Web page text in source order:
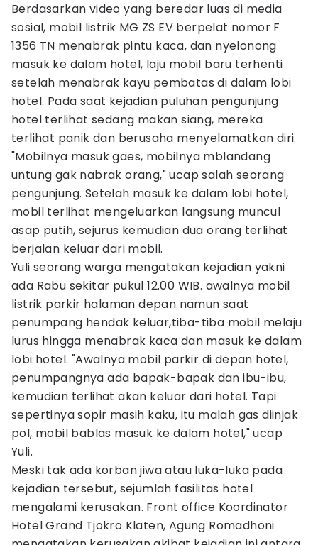
Berdasarkan video yang beredar luas di media
sosial, mobil listrik MG ZS EV berpelat nomor F
1356 TN menabrak pintu kaca, dan nyelonong
masuk ke dalam hotel, laju mobil baru terhenti
setelah menabrak kayu pembatas di dalam lobi
hotel. Pada saat kejadian puluhan pengunjung
hotel terlihat sedang makan siang, mereka
terlihat panik dan berusaha menyelamatkan diri.
"Mobilnya masuk gaes, mobilnya mblandang
untung gak nabrak orang," ucap salah seorang
pengunjung. Setelah masuk ke dalam lobi hotel,
mobil terlihat mengeluarkan langsung muncul
asap putih, sejurus kemudian dua orang terlihat
berjalan keluar dari mobil.
Yuli seorang warga mengatakan kejadian yakni
ada Rabu sekitar pukul 12.00 WIB. awalnya mobil
listrik parkir halaman depan namun saat
penumpang hendak keluar,tiba-tiba mobil melaju
lurus hingga menabrak kaca dan masuk ke dalam
lobi hotel. "Awalnya mobil parkir di depan hotel,
penumpangnya ada bapak-bapak dan ibu-ibu,
kemudian terlihat akan keluar dari hotel. Tapi
sepertinya sopir masih kaku, itu malah gas diinjak
pol, mobil bablas masuk ke dalam hotel," ucap
Yuli.
Meski tak ada korban jiwa atau luka-luka pada
kejadian tersebut, sejumlah fasilitas hotel
mengalami kerusakan. Front office Koordinator
Hotel Grand Tjokro Klaten, Agung Romadhoni